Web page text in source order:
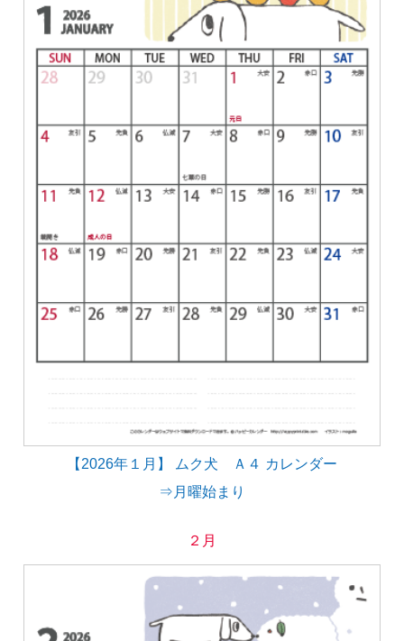
【2026年１月】 ムク犬 Ａ４ カレンダー
⇒月曜始まり
２月